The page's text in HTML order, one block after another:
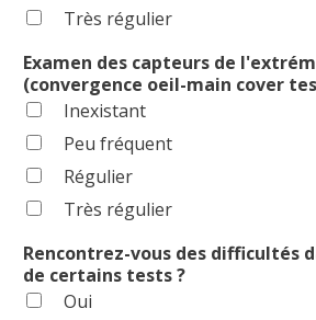
Très régulier
Examen des capteurs de
(convergence oeil-main cover
Inexistant
Peu fréquent
Régulier
Très régulier
Rencontrez-vous des difficultés
de certains tests ?
Oui